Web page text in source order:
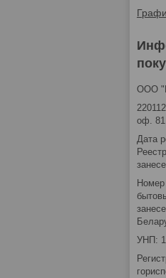
ООО
оф. 81
Дата
Номер
УНП: